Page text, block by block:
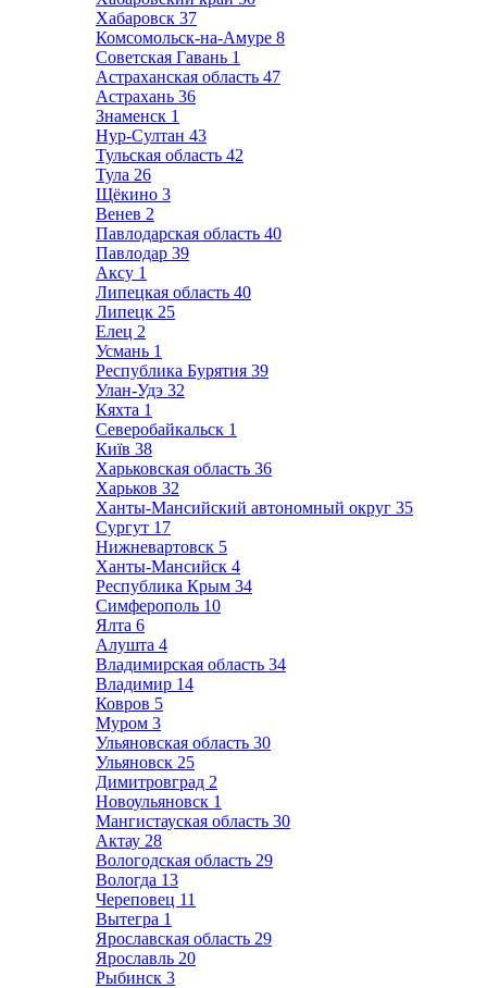
Хабаровск 37
Комсомольск-на-Амуре 8
Советская Гавань 1
Астраханская область 47
Астрахань 36
Знаменск 1
Нур-Султан 43
Тульская область 42
Тула 26
Щёкино 3
Венев 2
Павлодарская область 40
Павлодар 39
Аксу 1
Липецкая область 40
Липецк 25
Елец 2
Усмань 1
Республика Бурятия 39
Улан-Удэ 32
Кяхта 1
Северобайкальск 1
Київ 38
Харьковская область 36
Харьков 32
Ханты-Мансийский автономный округ 35
Сургут 17
Нижневартовск 5
Ханты-Мансийск 4
Республика Крым 34
Симферополь 10
Ялта 6
Алушта 4
Владимирская область 34
Владимир 14
Ковров 5
Муром 3
Ульяновская область 30
Ульяновск 25
Димитровград 2
Новоульяновск 1
Мангистауская область 30
Актау 28
Вологодская область 29
Вологда 13
Череповец 11
Вытегра 1
Ярославская область 29
Ярославль 20
Рыбинск 3